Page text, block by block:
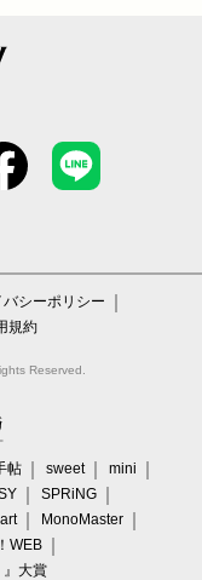
バシーポリシー
規約
Reserved.
帖 sweet
mini
SPRiNG
MonoMaster
WEB
』大賞